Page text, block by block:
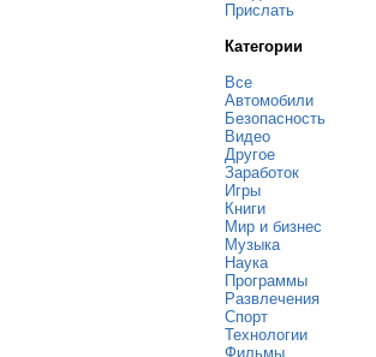
Прислать
Категории
Все
Автомобили
Безопасность
Видео
Другое
Заработок
Игры
Книги
Мир и бизнес
Музыка
Наука
Программы
Развлечения
Спорт
Технологии
Фильмы